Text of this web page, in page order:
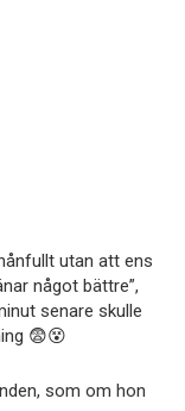
utan att ens
något bättre”,
senare skulle
😨😵
som om hon